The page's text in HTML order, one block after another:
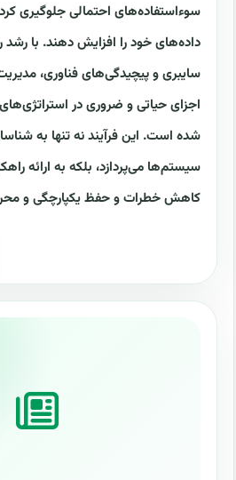
سوءاستفاده‌های احتمالی جلوگیری
داده‌های خود را افزایش دهند. با رشد
سایبری و پیچیدگی‌های فناوری،
اجزای حیاتی و ضروری در
شده است. این فرآیند نه تنها به
سیستم‌ها می‌پردازد، بلکه به ارائه
کاهش خطرات و حفظ یکپارچگی و